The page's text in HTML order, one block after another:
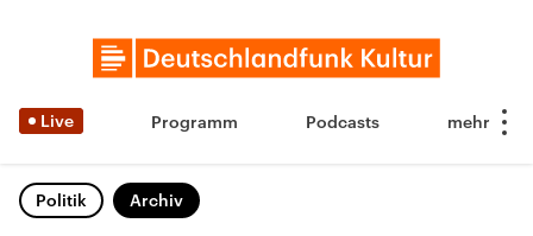
Live Programm Podcasts
Politik Archiv